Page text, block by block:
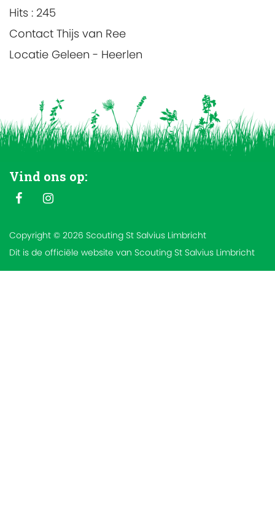
Hits : 245
Contact Thijs van Ree
Locatie Geleen - Heerlen
Vind ons op:
Copyright © 2026 Scouting St Salvius Limbricht
Dit is de officiële website van Scouting St Salvius Limbricht